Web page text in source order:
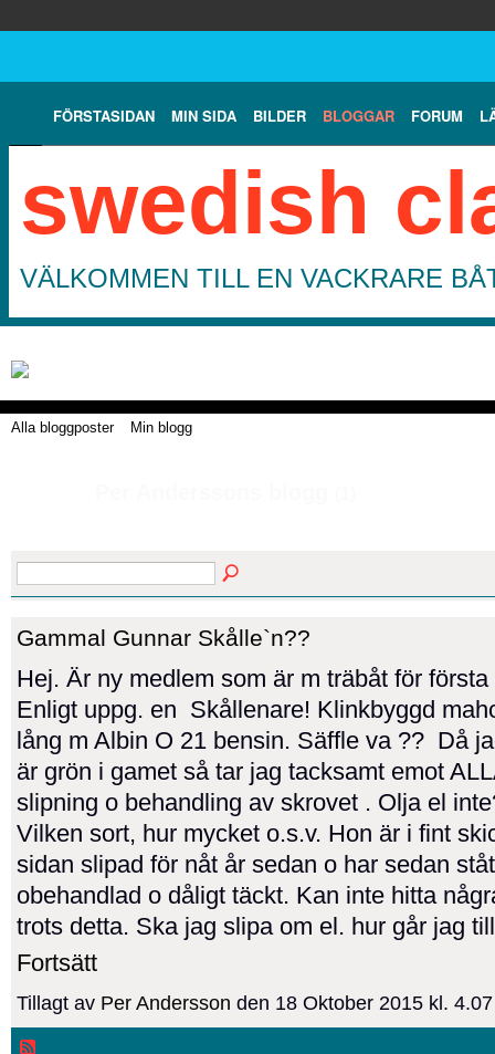
FÖRSTASIDAN MIN SIDA BILDER BLOGGAR FORUM
swedish
VÄLKOMMEN TILL EN VACKRARE
Alla bloggposter Min blogg
Gammal Gunnar Skålle`n??
Hej. Är ny medlem som är m träbåt för
Enligt uppg. en Skållenare! Klinkbyggd
lång m Albin O 21 bensin. Säffle va ?? Då
är grön i gamet så tar jag tacksamt emot
slipning o behandling av skrovet . Olja el
Vilken sort, hur mycket o.s.v. Hon är i fint
sidan slipad för nåt år sedan o har sedan
obehandlad o dåligt täckt. Kan inte hitta
trots detta. Ska jag slipa om el. hur går jag
Fortsätt
Tillagt av Per Andersson den 18 Oktober 2015 kl.